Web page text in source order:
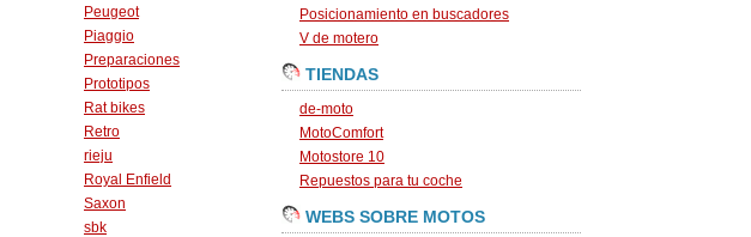
Peugeot
Piaggio
Preparaciones
Prototipos
Rat bikes
Retro
rieju
Royal Enfield
Saxon
sbk
Posicionamiento en buscadores
V de motero
TIENDAS
de-moto
MotoComfort
Motostore 10
Repuestos para tu coche
WEBS SOBRE MOTOS